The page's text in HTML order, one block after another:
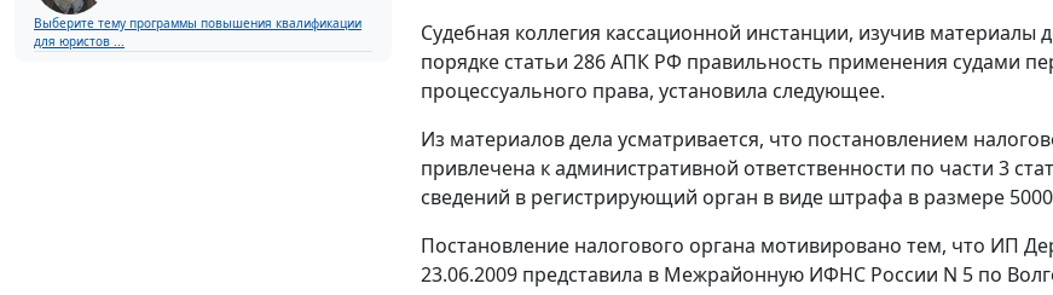
Выберите тему программы повышения квалификации
для юристов ...
Судебная коллегия кассационной инстанции, изучив
порядке статьи 286АПК РФ правильность применения судами
процессуального права, установила следующее.
Из материалов дела усматривается, что постановлением
привлечена к административной ответственности по части 3
сведений в регистрирующий орган в виде штрафа в размере
Постановление налогового органа мотивировано тем, что ИП
23.06.2009 представила в Межрайонную ИФНС России N 5 по